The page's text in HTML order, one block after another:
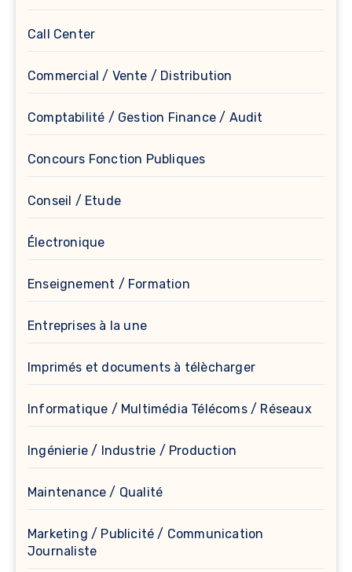
Call Center
Commercial / Vente / Distribution
Comptabilité / Gestion Finance / Audit
Concours Fonction Publiques
Conseil / Etude
Électronique
Enseignement / Formation
Entreprises à la une
Imprimés et documents à télècharger
Informatique / Multimédia Télécoms / Réseaux
Ingénierie / Industrie / Production
Maintenance / Qualité
Marketing / Publicité / Communication
Journaliste